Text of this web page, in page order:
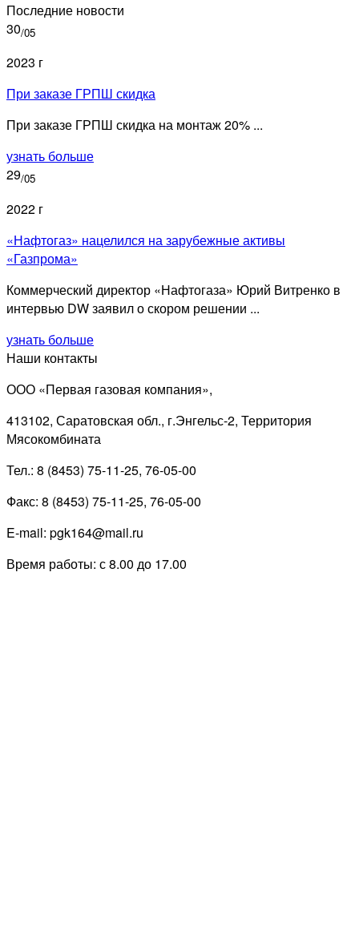
Последние новости
30/05
2023 г
При заказе ГРПШ скидка
При заказе ГРПШ скидка на монтаж 20% ...
узнать больше
29/05
2022 г
«Нафтогаз» нацелился на зарубежные активы
«Газпрома»
Коммерческий директор «Нафтогаза» Юрий Витренко в
интервью DW заявил о скором решении ...
узнать больше
Наши контакты
ООО «Первая газовая компания»,
413102, Саратовская обл., г.Энгельс-2, Территория
Мясокомбината
Тел.: 8 (8453) 75-11-25, 76-05-00
Факс: 8 (8453) 75-11-25, 76-05-00
E-mail: pgk164@mail.ru
Время работы: с 8.00 до 17.00